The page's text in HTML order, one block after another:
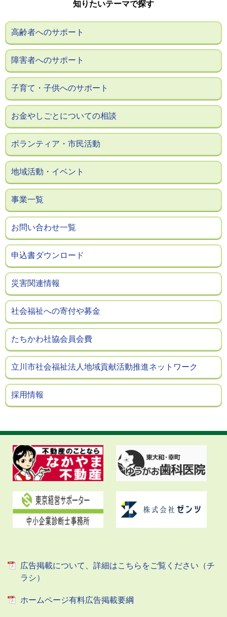
知りたいテーマで探す
高齢者へのサポート
障害者へのサポート
子育て・子供へのサポート
お金やしごとについての相談
ボランティア・市民活動
地域活動・イベント
事業一覧
お問い合わせ一覧
申込書ダウンロード
災害関連情報
社会福祉への寄付や募金
たちかわ社協会員会費
立川市社会福祉法人地域貢献活動推進ネットワーク
採用情報
広告掲載について、詳細はこちらをご覧ください（チ
ラシ）
ホームページ有料広告掲載要綱